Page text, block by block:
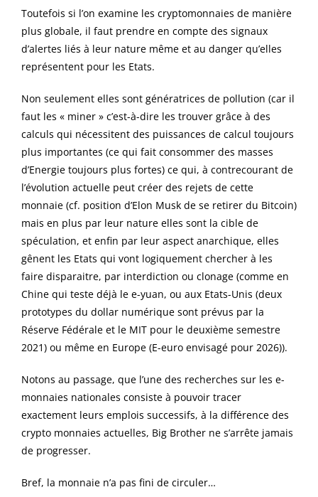
Toutefois si l’on examine les cryptomonnaies de manière
plus globale, il faut prendre en compte des signaux
d’alertes liés à leur nature même et au danger qu’elles
représentent pour les Etats.
Non seulement elles sont génératrices de pollution (car il
faut les « miner » c’est-à-dire les trouver grâce à des
calculs qui nécessitent des puissances de calcul toujours
plus importantes (ce qui fait consommer des masses
d’Energie toujours plus fortes) ce qui, à contrecourant de
l’évolution actuelle peut créer des rejets de cette
monnaie (cf. position d’Elon Musk de se retirer du Bitcoin)
mais en plus par leur nature elles sont la cible de
spéculation, et enfin par leur aspect anarchique, elles
gênent les Etats qui vont logiquement chercher à les
faire disparaitre, par interdiction ou clonage (comme en
Chine qui teste déjà le e-yuan, ou aux Etats-Unis (deux
prototypes du dollar numérique sont prévus par la
Réserve Fédérale et le MIT pour le deuxième semestre
2021) ou même en Europe (E-euro envisagé pour 2026)).
Notons au passage, que l’une des recherches sur les e-
monnaies nationales consiste à pouvoir tracer
exactement leurs emplois successifs, à la différence des
crypto monnaies actuelles, Big Brother ne s’arrête jamais
de progresser.
Bref, la monnaie n’a pas fini de circuler…